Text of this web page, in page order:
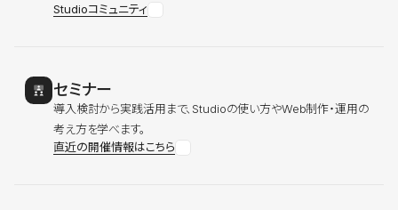
Studioコミュニティ
セミナー
導入検討から実践活用まで、Studioの使い方やWeb制作・運用の
考え方を学べます。
直近の開催情報はこちら